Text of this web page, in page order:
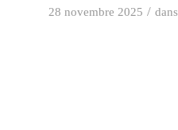
28 novembre 2025 / dans